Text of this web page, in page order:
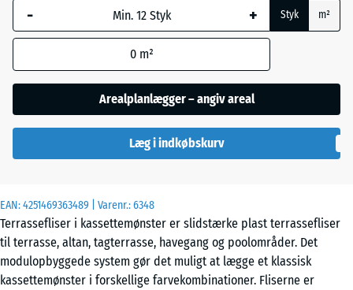
EAN:4251469363489 | Varenr.:6348
Terrassefliser i kassettemønster er slidstærke plast terrassefliser
til terrasse, altan, tagterrasse, havegang og poolområder. Det
modulopbyggede system gør det muligt at lægge et klassisk
kassettemønster i forskellige farvekombinationer. Fliserne er
Vanilje
- + Styk m²
0 m²
Arealplanlægger – angiv areal
Læg i indkøbskurv